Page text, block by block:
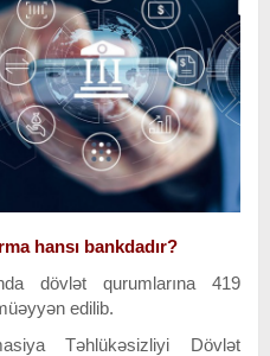
hansı bankdadır?
dövlət qurumlarına 419
edilib.
Təhlükəsizliyi Dövlət